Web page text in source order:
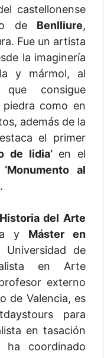
castellonense
de Benlliure,
Fue un artista
la imaginería
y mármol, al
consigue
como en
además de la
el primer
de lidia’ en el
‘Monumento al
del Arte
y Máster en
de
en Arte
externo
de Valencia, es
para
en tasación
coordinado